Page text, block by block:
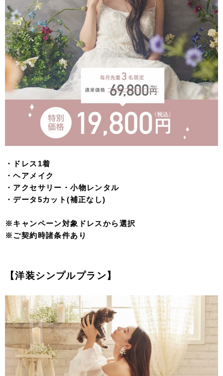
・ドレス1着
・ヘアメイク
・アクセサリー・小物レンタル
・データ5カット(補正なし)
※キャンペーン対象ドレスから選択
※ご契約時諸条件あり
【洋装シンプルプラン】